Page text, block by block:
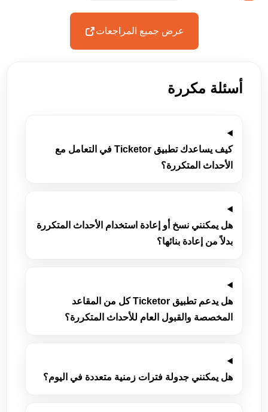
عرض جميع المراجعات
أسئلة مكررة
كيف يساعدك تطبيق Ticketor في التعامل مع
الأحداث المتكررة؟
هل يمكنني نسخ أو إعادة استخدام الأحداث المتكررة
بدلاً من إعادة بنائها؟
هل يدعم تطبيق Ticketor كل من المقاعد
المخصصة والقبول العام للأحداث المتكررة؟
هل يمكنني جدولة فترات زمنية متعددة في اليوم؟